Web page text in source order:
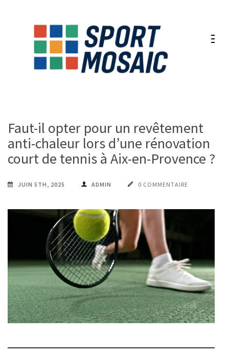
Faut-il opter pour un revêtement
anti-chaleur lors d’une rénovation
court de tennis à Aix-en-Provence ?
JUIN 5TH, 2025 ADMIN 0 COMMENTAIRE